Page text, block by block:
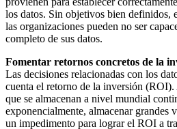
los datos. Sin objetivos bien definidos,
las organizaciones pueden no ser
completo de sus datos.
Fomentar retornos concretos de la
Las decisiones relacionadas con los
cuenta el retorno de la inversión
que se almacenan a nivel mundial
exponencialmente, almacenar grandes
un impedimento para lograr el ROI a